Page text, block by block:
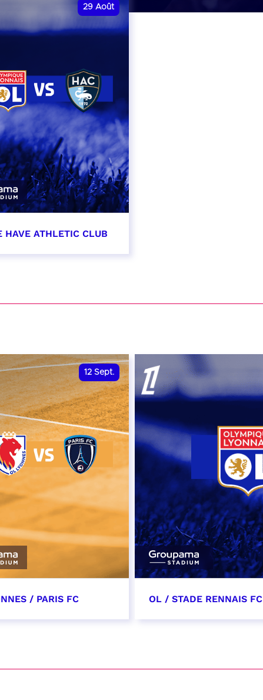
29 Août
HAVE ATHLETIC CLUB
12 Sept.
/ PARIS FC OL / STADE RENNAIS FC
RÉSERVER